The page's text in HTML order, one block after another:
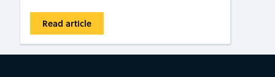
Read article